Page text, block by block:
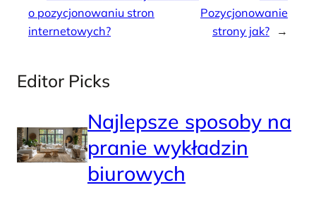
o pozycjonowaniu stron
internetowych?
Pozycjonowanie
strony jak?
→
Editor Picks
Najlepsze sposoby na
pranie wykładzin
biurowych